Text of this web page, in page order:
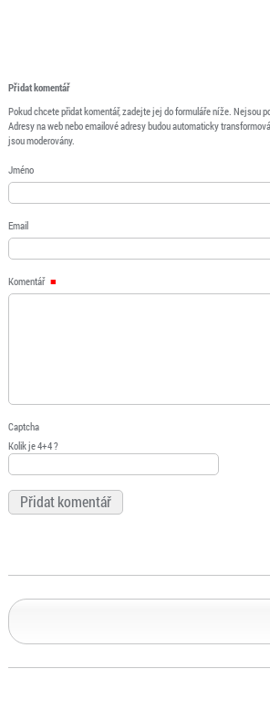
Přidat komentář
Pokud chcete přidat komentář, zadejte jej do formuláře níže. Nejsou
Adresy na web nebo emailové adresy budou automaticky
jsou moderovány.
Jméno
Email
Komentář
Captcha
Kolik je 4+4 ?